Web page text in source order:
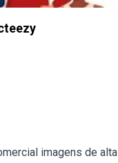
imagens de alta